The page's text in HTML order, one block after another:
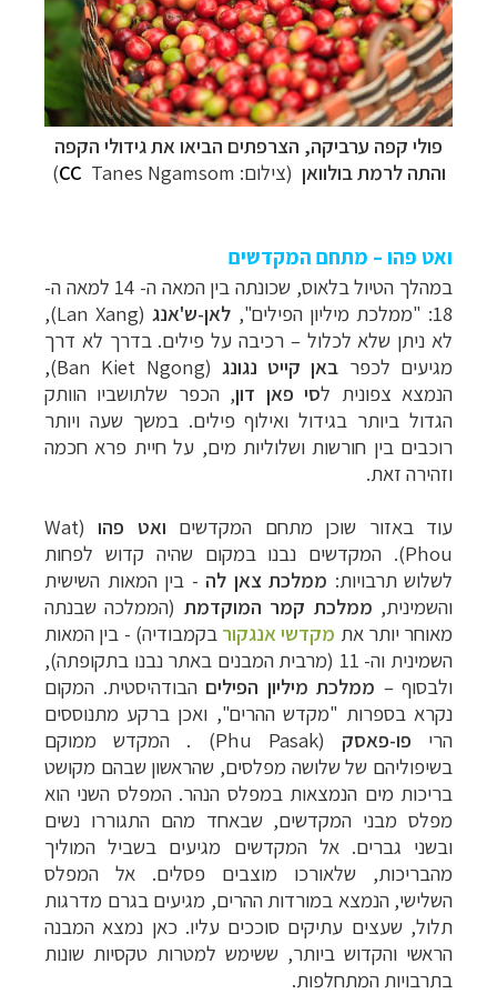
פולי קפה ערביקה, הצרפתים הביאו את גידולי הקפה
והתה לרמת בולוואן (צילום: CC Tanes Ngamsom)
ואט פהו – מתחם המקדשים
במהלך הטיול בלאוס, שכונתה בין המאה ה- 14 למאה ה-
18: "ממלכת מיליון הפילים",
לאן-ש'אנג (Lan Xang)
,
לא ניתן שלא לכלול– רכיבה על פילים. בדרך לא דרך
מגיעים לכפר באן קייט נגונג (
Ban Kiet Ngong
),
הנמצא צפונית לסי פאן דון, הכפר שלתושביו הוותק
הגדול ביותר בגידול ואילוף פילים. במשך שעה ויותר
רוכבים בין חורשות ושלוליות מים, על חיית פרא חכמה
וזהירה זאת.
עוד באזור שוכן מתחם המקדשים ואט פהו(
Wat
Phou). המקדשים נבנו במקום שהיה קדוש לפחות
לשלוש תרבויות: ממלכתצאן לה - בין המאות השישית
והשמינית, ממלכת קמר המוקדמת (הממלכה שבנתה
מאוחר יותר את מקדשי אנגקור בקמבודיה) - בין המאות
השמינית וה- 11 (מרבית המבנים באתר נבנו בתקופתה),
ולבסוף– ממלכת מיליון הפילים הבודהיסטית. המקום
נקרא בספרות "מקדש ההרים", ואכן ברקע מתנוססים
הרי פו-פאסק (
Phu Pasak
)
. המקדש ממוקם
בשיפוליהם של שלושה מפלסים, שהראשון שבהם מקושט
בריכות מים הנמצאות במפלס הנהר. המפלס השני הוא
מפלס מבני המקדשים, שבאחד מהם התגוררו נשים
ובשני גברים. אל המקדשים מגיעים בשביל המוליך
מהבריכות, שלאורכו מוצבים פסלים. אל המפלס
השלישי, הנמצא במורדות ההרים, מגיעים בגרם מדרגות
תלול, שעצים עתיקים סוככים עליו. כאן נמצא המבנה
הראשי והקדוש ביותר, ששימש למטרות טקסיות שונות
בתרבויות המתחלפות.